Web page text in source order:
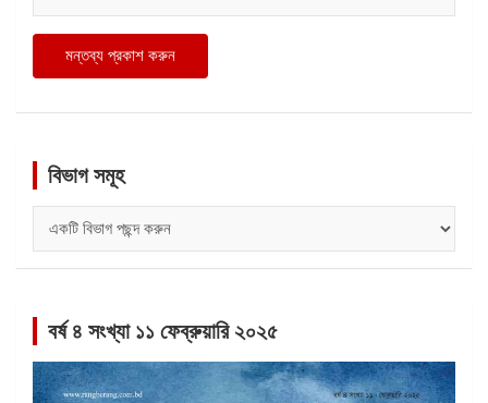
বিভাগ সমূহ
সমূহ
বর্ষ ৪ সংখ্যা ১১ ফেব্রুয়ারি ২০২৫